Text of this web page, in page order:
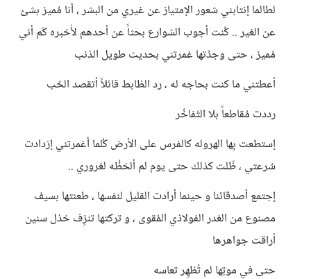
لطالما إنتابني شعور الإمتياز عن غيري من البشر ، أنا مُميز بشئ
عن الغير .. كُنت أجوب الشوارع بحثاً عن أحدهم لأُخبره كَم أني
مُميز ، حتى وجدُتها غمرتني بحديث طويل الذنب
أعطتني ما كنت بحاجه له ، رد الظابط قائلاً أتقصد الحُب
رددت مُقاطعاً بلا التَفاخُر
إستطعت بِها الهروله كالفرس على الأرض كُلما أغمرتني إزدادت
سُرعتي ، ظَلت كذلك حتى يوم لم ألحَظُه لغروري ..
إجتمع أصدقائنا و حينما أرادت القليل لنفسها ، طعنتها بسيف
مصنوع من الغدر الفولاذي المُقوى ، و تركتها تنزِف خذل سنين
أراقت جواهرها
حتى في موتِها لم تُظهِر تعاسه